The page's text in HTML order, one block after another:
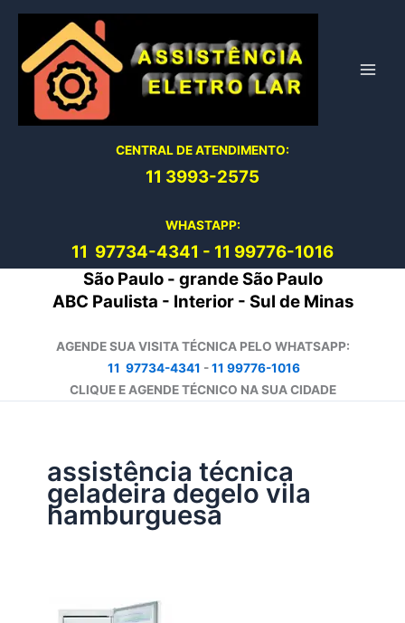
conteúdo
CENTRAL DE ATENDIMENTO:
11 3993-2575
WHASTAPP:
11 97734-4341 - 11 99776-1016
São Paulo - grande São Paulo
ABC Paulista - Interior - Sul de Minas
AGENDE SUA VISITA TÉCNICA PELO WHATSAPP:
11 97734-4341 -11 99776-1016
CLIQUE E AGENDE TÉCNICO NA SUA CIDADE
assistência técnica
geladeira degelo vila
hamburguesa